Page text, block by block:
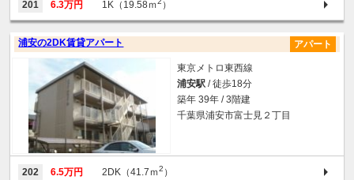
201 6.3万円 1K（19.58ｍ ）
浦安の2DK賃貸アパート アパート
東京メトロ東西線
浦安駅 / 徒歩18分
築年 39年 / 3階建
千葉県浦安市富士見２丁目
202 6.5万円 2DK（41.7ｍ2 ）